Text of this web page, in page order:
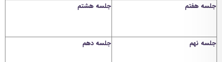
جلسه هفتم جلسه هشتم
جلسه نهم جلسه دهم